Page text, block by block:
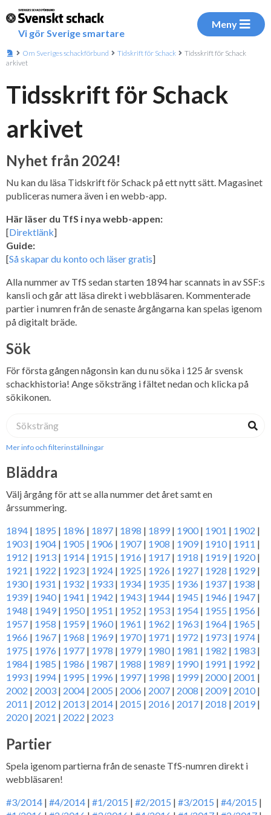
Vi gör Sverige smartare
Meny
Om Sveriges schackförbund Tidskrift för Schack
Tidsskrift för Schack
arkivet
Tidsskrift för Schack
arkivet
Nyhet från 2024!
Nu kan du läsa Tidskrift för Schack på ett nytt sätt. Magasinet
publiceras numera även i en webb-app.
Här läser du TfS i nya webb-appen:
[Direktlänk]
Guide:
[Så skapar du konto och läser gratis]
Alla nummer av TfS sedan starten 1894 har scannats in av SSF:s
kansli och går att läsa direkt i webbläsaren. Kommenterade
partier i numren från de senaste årgångarna kan spelas igenom
på digitalt bräde.
Sök
För första gången någonsin kan du nu söka i 125 år svensk
schackhistoria! Ange söksträng i fältet nedan och klicka på
sökikonen.
Mer info och filterinställningar
Bläddra
Välj årgång för att se alla nummer det året samt en
årssummering.
1894 | 1895 | 1896 | 1897 | 1898 | 1899 | 1900 | 1901 | 1902 |
1903 | 1904 | 1905 | 1906 | 1907 | 1908 | 1909 | 1910 | 1911 |
1912 | 1913 | 1914 | 1915 | 1916 | 1917 | 1918 | 1919 | 1920 |
1921 | 1922 | 1923 | 1924 | 1925 | 1926 | 1927 | 1928 | 1929 |
1930 | 1931 | 1932 | 1933 | 1934 | 1935 | 1936 | 1937 | 1938 |
1939 | 1940 | 1941 | 1942 | 1943 | 1944 | 1945 | 1946 | 1947 |
1948 | 1949 | 1950 | 1951 | 1952 | 1953 | 1954 | 1955 | 1956 |
1957 | 1958 | 1959 | 1960 | 1961 | 1962 | 1963 | 1964 | 1965 |
1966 | 1967 | 1968 | 1969 | 1970 | 1971 | 1972 | 1973 | 1974 |
1975 | 1976 | 1977 | 1978 | 1979 | 1980 | 1981 | 1982 | 1983 |
1984 | 1985 | 1986 | 1987 | 1988 | 1989 | 1990 | 1991 | 1992 |
1993 | 1994 | 1995 | 1996 | 1997 | 1998 | 1999 | 2000 | 2001 |
2002 | 2003 | 2004 | 2005 | 2006 | 2007 | 2008 | 2009 | 2010 |
2011 | 2012 | 2013 | 2014 | 2015 | 2016 | 2017 | 2018 | 2019 |
2020 | 2021 | 2022 | 2023
Partier
Spela igenom partierna från de senaste TfS-numren direkt i
webbläsaren!
#3/2014 | #4/2014 | #1/2015 | #2/2015 | #3/2015 | #4/2015 |